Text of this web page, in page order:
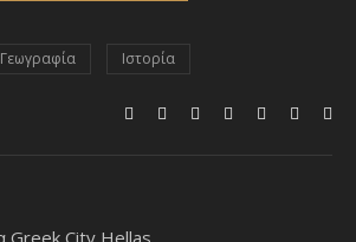
Γεωγραφία Ιστορία